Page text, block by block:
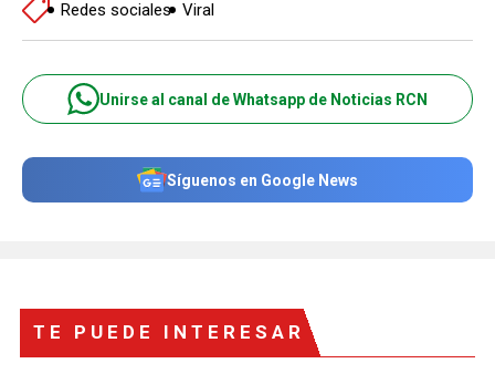
Redes sociales Viral
Unirse al canal de Whatsapp de Noticias RCN
Síguenos en Google News
TE PUEDE INTERESAR